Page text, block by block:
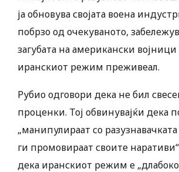
ја обновува својата воена
побрзо од очекуваното,
загубата на американски
иранскиот режим преживеал.
Рубио одговори дека не бил
проценки. Тој обвинувајќи дека
„манипулираат со
ги промовираат своите
дека иранскиот режим е